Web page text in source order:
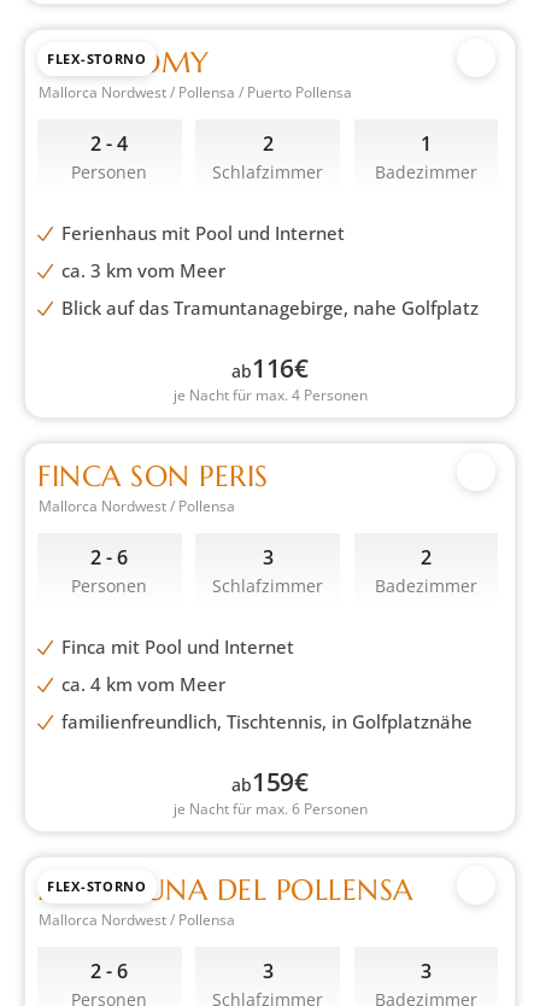
FLEX-STORNO
CASA ROMY
Mallorca Nordwest / Pollensa / Puerto Pollensa
2 - 4
Personen
2
Schlafzimmer
1
Badezimmer
Ferienhaus mit Pool und Internet
ca. 3 km vom Meer
Blick auf das Tramuntanagebirge, nahe Golfplatz
ab116€
je Nacht für max. 4 Personen
FINCA SON PERIS
Mallorca Nordwest / Pollensa
2 - 6
Personen
3
Schlafzimmer
2
Badezimmer
Finca mit Pool und Internet
ca. 4 km vom Meer
familienfreundlich, Tischtennis, in Golfplatznähe
ab159€
je Nacht für max. 6 Personen
FLEX-STORNO
FINCA LUNA DEL POLLENSA
Mallorca Nordwest / Pollensa
2 - 6
Personen
3
Schlafzimmer
3
Badezimmer